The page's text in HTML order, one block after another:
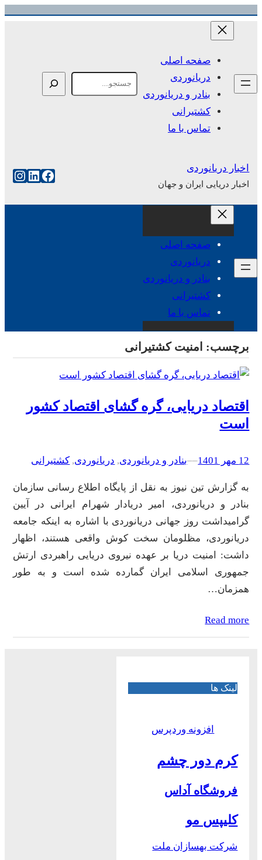
رفتن
صفحه اصلی
دریانوردی
بنادر و دریانوردی
کشتیرانی
تماس با ما
اخبار دریانوردی
اخبار دریایی ایران و جهان
فیس‌بوک
صفحه اصلی
دریانوردی
بنادر و دریانوردی
کشتیرانی
تماس با ما
برچسب: امنیت کشتیرانی
اقتصاد دریایی، گره گشای اقتصاد کشور
است
12 مهر 1401 –
–بنادر و دریانوردی, دریانوردی, کشتیرانی
به گزارش تین نیوز به نقل از پایگاه اطلاع رسانی سازمان
بنادر و دریانوردی، امیر دریادار شهرام ایرانی در آیین
گرامیداشت روز جهانی دریانوردی با اشاره به اینکه جامعه
دریانوردی، مظلومان سخت کوش واقعی هستند، اظهار
داشت: امنیت دریا بر عهده نیروی دریایی راهبردی ارتش
جمهوری اسلامی ایران گمارده شده است و به طور
همزمان…
Read more
لینک ها
افزونه وردپرس
کرم دور چشم
فروشگاه آداس
کلیپس مو
شرکت بهسازان ملت